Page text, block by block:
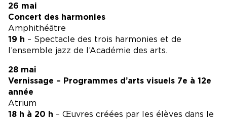
26 mai
Concert des harmonies
Amphithéâtre
19 h – Spectacle des trois harmonies et de
l’ensemble jazz de l’Académie des arts.
28 mai
Vernissage – Programmes d’arts visuels 7e à 12e
année
Atrium
18 h à 20 h – Œuvres créées par les élèves dans le